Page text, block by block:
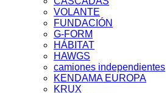
VOLANTE
FUNDACIÓN
G-FORM
HÁBITAT
HAWGS
camiones independientes
KENDAMA EUROPA
KRUX